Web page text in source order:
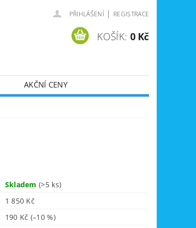
PŘIHLÁŠENÍ | REGISTRACE
KOŠÍK: 0 Kč
AKČNÍ CENY
Skladem(>5 ks)
1 850 Kč
190 Kč (–10 %)